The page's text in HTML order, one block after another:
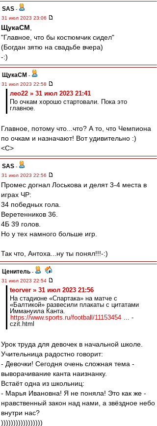
SAS -
31 июл 2023 23:06
ЩукаСМ
"Главное, что бы костюмчик сидел"
(Богдан зятю на свадьбе вчера)
-:)
ЩукаСМ -
31 июл 2023 22:58
лео22 » 31 июл 2023 21:41
По очкам хорошо стартовали. Пока это
главное.
Главное, потому что...что? А то, что Чемпиона
по очкам и назначают! Вот удивительно :)
<C>
SAS -
31 июл 2023 22:56
Промес догнал Лоськова и делят 3-4 места в
играх ЧР:
34 победных гола.
Веретенников 36.
4Б 39 голов.
Но у тех намного больше игр.
Так что, Антоха...ну ты понял!!!-:)
Ценитель -
31 июл 2023 22:54
teorver » 31 июл 2023 21:56
На стадионе «Спартака» на матче с
«Балтикой» развесили плакаты с цитатами
Иммануила Канта.
https://www.sports.ru/football/11153454 ... -
czit.html
Урок труда для девочек в начальной школе.
Учительница радостно говорит:
- Девочки! Сегодня очень сложная тема -
выворачивание канта наизнанку.
Встаёт одна из школьниц:
- Марья Ивановна! Я не поняла! Это как же -
нравственный закон над нами, а звёздное небо
внутри нас?
)))))))))))))))))